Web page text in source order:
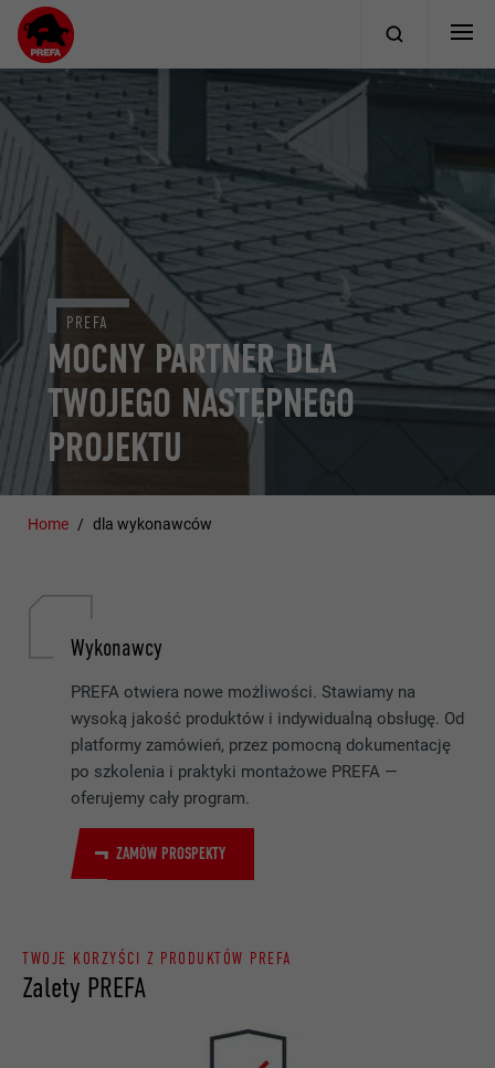
MOCNY PARTNER DLA
TWOJEGO NASTĘPNEGO
PROJEKTU
PREFA
Home dla wykonawców
Wykonawcy
PREFA otwiera nowe możliwości. Stawiamy na
wysoką jakość produktów i indywidualną obsługę. Od
platformy zamówień, przez pomocną dokumentację
po szkolenia i praktyki montażowe PREFA —
oferujemy cały program.
ZAMÓW PROSPEKTY
Zalety PREFA
TWOJE KORZYŚCI Z PRODUKTÓW PREFA